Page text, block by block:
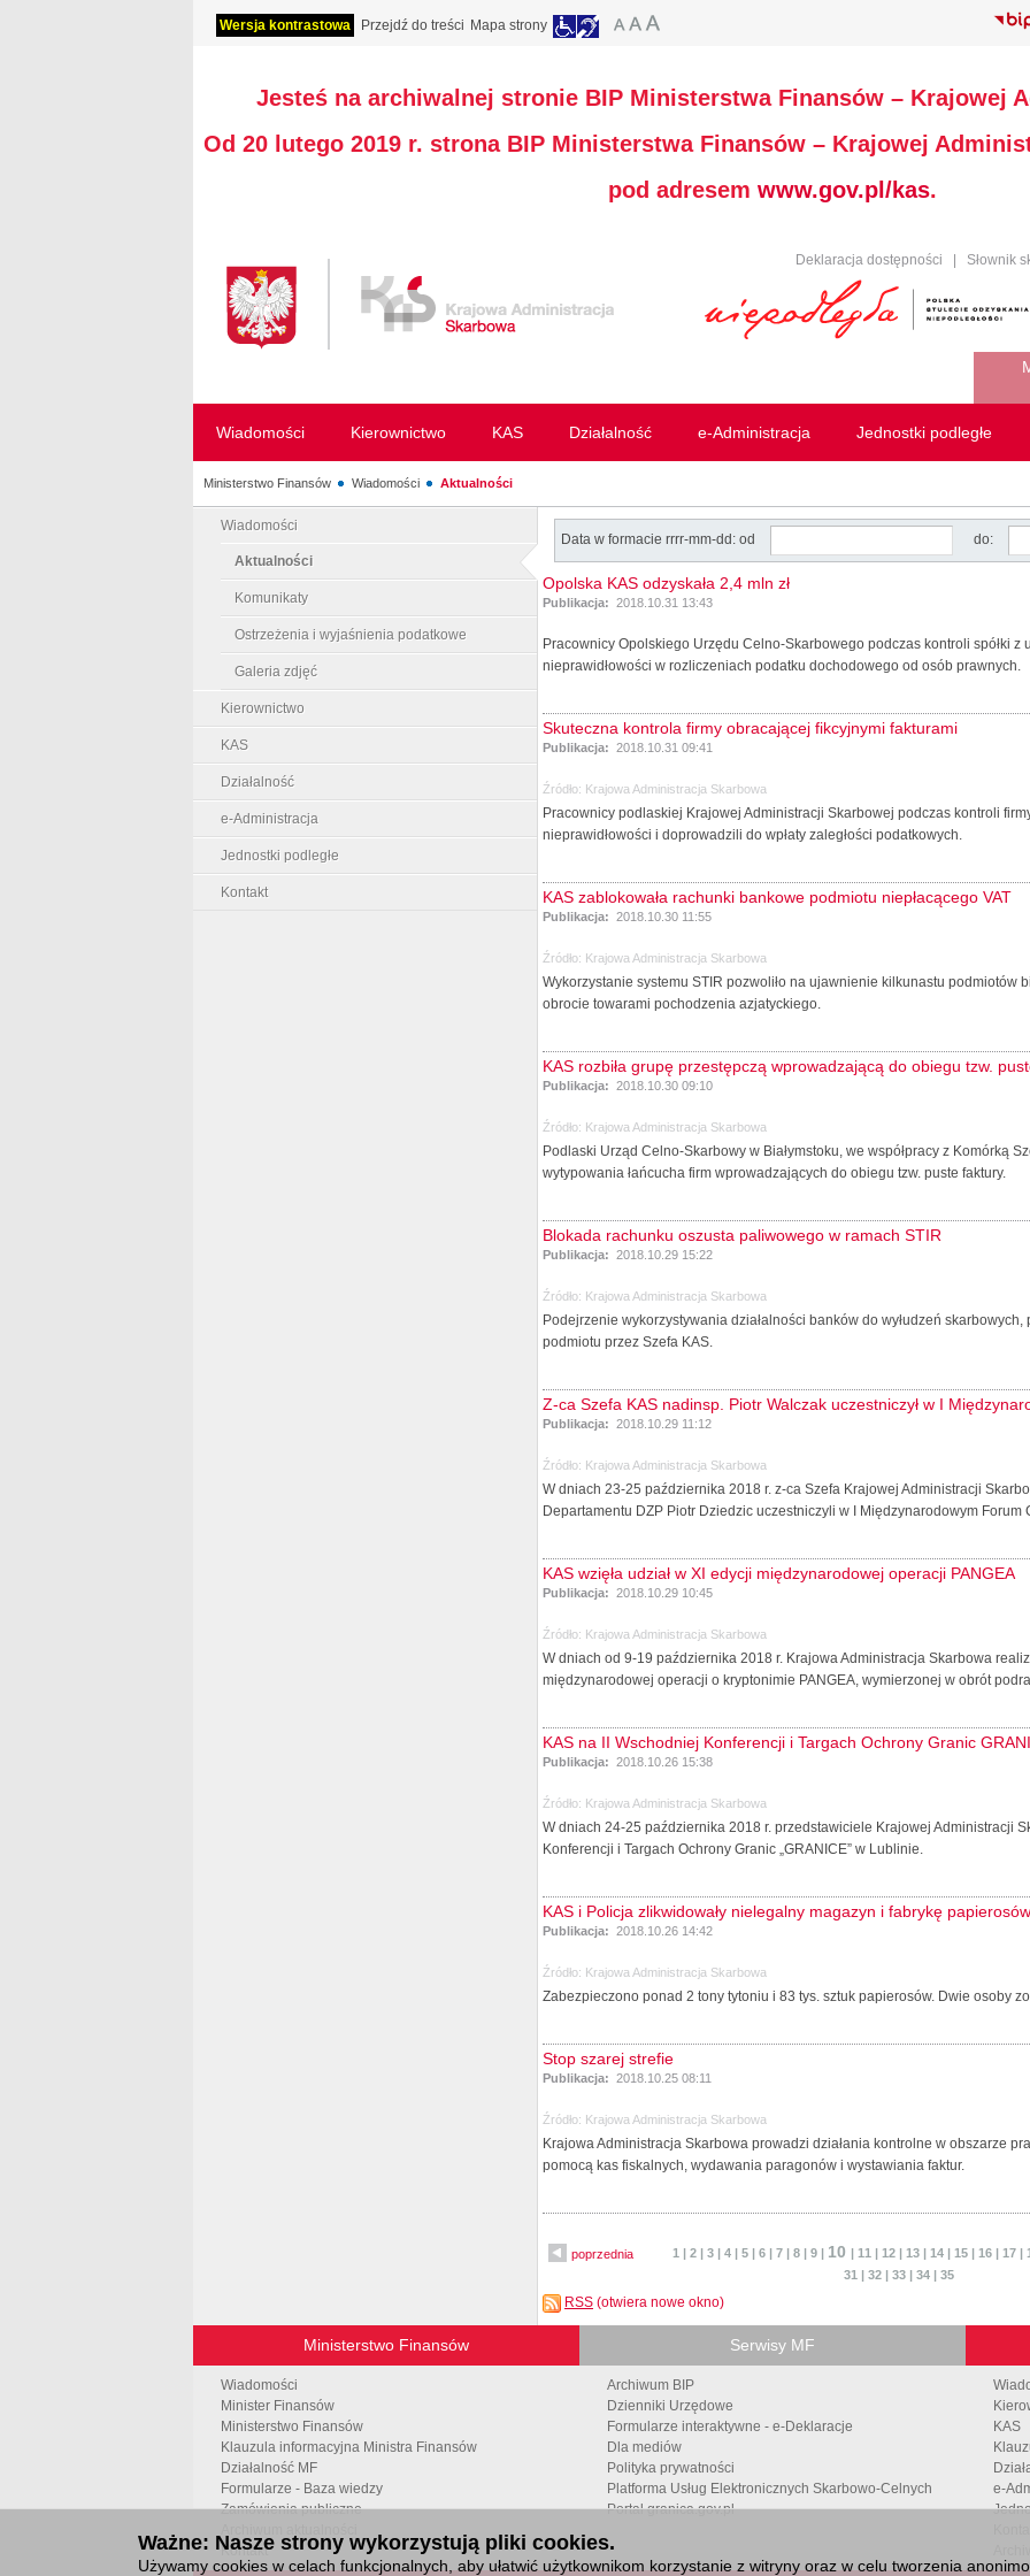
Wersja kontrastowa Przejdź do treści Mapa strony
Jesteś na archiwalnej stronie BIP Ministerstwa Finansów – Krajowej
Od 20 lutego 2019 r. strona BIP Ministerstwa Finansów – Krajowej
pod adresem www.gov.pl/kas.
Deklaracja dostępności Słownik
Wiadomości Kierownictwo KAS Działalność e-Administracja Jednostki podległe
Ministerstwo Finansów Wiadomości Aktualności
Wiadomości
Aktualności
Komunikaty
Ostrzeżenia i wyjaśnienia podatkowe
Galeria zdjęć
Kierownictwo
KAS
Działalność
e-Administracja
Jednostki podległe
Kontakt
Data w formacie rrrr-mm-dd: od do:
Opolska KAS odzyskała 2,4 mln zł
Publikacja: 2018.10.31 13:43
Pracownicy Opolskiego Urzędu Celno-Skarbowego podczas kontroli spółki z
nieprawidłowości w rozliczeniach podatku dochodowego od osób prawnych.
Skuteczna kontrola firmy obracającej fikcyjnymi fakturami
Publikacja: 2018.10.31 09:41
Źródło: Krajowa Administracja Skarbowa
Pracownicy podlaskiej Krajowej Administracji Skarbowej podczas kontroli
nieprawidłowości i doprowadzili do wpłaty zaległości podatkowych.
KAS zablokowała rachunki bankowe podmiotu niepłacącego VAT
Publikacja: 2018.10.30 11:55
Źródło: Krajowa Administracja Skarbowa
Wykorzystanie systemu STIR pozwoliło na ujawnienie kilkunastu podmiotów
obrocie towarami pochodzenia azjatyckiego.
KAS rozbiła grupę przestępczą wprowadzającą do obiegu tzw.
Publikacja: 2018.10.30 09:10
Źródło: Krajowa Administracja Skarbowa
Podlaski Urząd Celno-Skarbowy w Białymstoku, we współpracy z Komórką
wytypowania łańcucha firm wprowadzających do obiegu tzw. puste faktury.
Blokada rachunku oszusta paliwowego w ramach STIR
Publikacja: 2018.10.29 15:22
Źródło: Krajowa Administracja Skarbowa
Podejrzenie wykorzystywania działalności banków do wyłudzeń
podmiotu przez Szefa KAS.
Z-ca Szefa KAS nadinsp. Piotr Walczak uczestniczył w I
Publikacja: 2018.10.29 11:12
Źródło: Krajowa Administracja Skarbowa
W dniach 23-25 października 2018 r. z-ca Szefa Krajowej Administracji
Departamentu DZP Piotr Dziedzic uczestniczyli w I Międzynarodowym Forum
KAS wzięła udział w XI edycji międzynarodowej operacji PANGEA
Publikacja: 2018.10.29 10:45
Źródło: Krajowa Administracja Skarbowa
W dniach od 9-19 października 2018 r. Krajowa Administracja Skarbowa
międzynarodowej operacji o kryptonimie PANGEA, wymierzonej w obrót
KAS na II Wschodniej Konferencji i Targach Ochrony Granic
Publikacja: 2018.10.26 15:38
Źródło: Krajowa Administracja Skarbowa
W dniach 24-25 października 2018 r. przedstawiciele Krajowej Administracji
Konferencji i Targach Ochrony Granic „GRANICE” w Lublinie.
KAS i Policja zlikwidowały nielegalny magazyn i fabrykę papierosów
Publikacja: 2018.10.26 14:42
Źródło: Krajowa Administracja Skarbowa
Zabezpieczono ponad 2 tony tytoniu i 83 tys. sztuk papierosów. Dwie osoby
Stop szarej strefie
Publikacja: 2018.10.25 08:11
Źródło: Krajowa Administracja Skarbowa
Krajowa Administracja Skarbowa prowadzi działania kontrolne w obszarze
pomocą kas fiskalnych, wydawania paragonów i wystawiania faktur.
poprzednia 1 | 2| 3| 4| 5| 6| 7| 8| 9| 10 | 11 | 12| 13| 14| 15| 16| 17|
31 | 32 | 33 | 34 | 35
RSS (otwiera nowe okno)
Ministerstwo Finansów
Wiadomości
Minister Finansów
Ministerstwo Finansów
Klauzula informacyjna Ministra Finansów
Działalność MF
Formularze - Baza wiedzy
Zamówienia publiczne
Kontakt
Serwisy MF
Archiwum BIP
Dzienniki Urzędowe
Formularze interaktywne - e-Deklaracje
Dla mediów
Polityka prywatności
Platforma Usług Elektronicznych Skarbowo-Celnych
Portal granica.gov.pl
KAS
e-
Ważne: Nasze strony wykorzystują pliki cookies.
Używamy cookies w celach funkcjonalnych, aby ułatwić użytkownikom korzystanie z witryny oraz w celu tworzenia